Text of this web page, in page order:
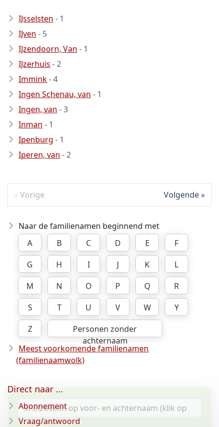
IJsselsten - 1
IJven - 5
IJzendoorn, Van - 1
IJzerhuis - 2
Immink- 4
Ingen Schenau, van - 1
Ingen, van - 3
Inman - 1
Ipenburg - 1
Iperen, van - 2
Vorige Volgende
Naar de familienamen beginnend met
A
B C D E
F
G
H I J K
L
M
N O P Q
R
S
T U V W
Y
Z
Personen zonder
achternaam
Meest voorkomende familienamen
(familienaamwolk)
Direct naar ...
Abonnement
Vraag/antwoord